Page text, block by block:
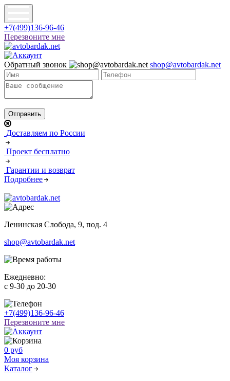
+7(499)136-96-46
Перезвоните мне
Обратный звонок shop@avtobardak.net
Доставляем по России
Проект бесплатно
Гарантии и возврат
Подробнее
Ленинская Слобода, 9, под. 4
shop@avtobardak.net
Ежедневно:
c 9-30 до 20-30
+7(499)136-96-46
Перезвоните мне
0 руб
Моя корзина
Каталог